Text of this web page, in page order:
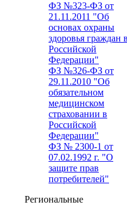
ФЗ №323-ФЗ от
21.11.2011 "Об
основах охраны
здоровья граждан в
Российской
Федерации"
ФЗ №326-ФЗ от
29.11.2010 "Об
обязательном
медицинском
страховании в
Российской
Федерации"
ФЗ № 2300-1 от
07.02.1992 г. "О
защите прав
потребителей"
Региональные